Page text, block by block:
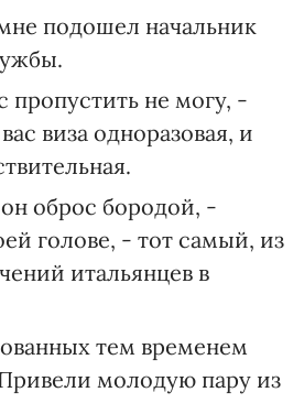
подошел начальник
пропустить не могу, -
виза одноразовая, и
оброс бородой, -
голове, - тот самый, из
итальянцев в
тем временем
молодую пару из